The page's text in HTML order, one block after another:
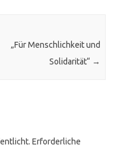
„Für Menschlichkeit und
Solidarität“ →
Erforderliche